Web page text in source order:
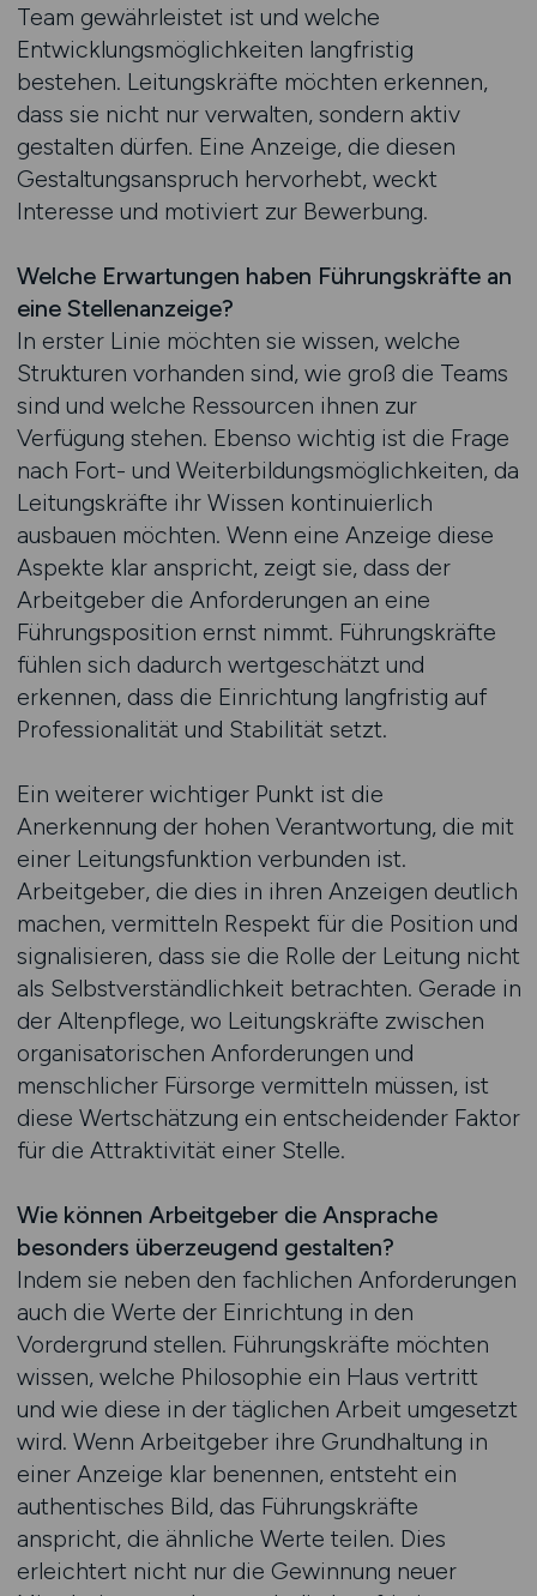
Team gewährleistet ist und welche
Entwicklungsmöglichkeiten langfristig
bestehen. Leitungskräfte möchten erkennen,
dass sie nicht nur verwalten, sondern aktiv
gestalten dürfen. Eine Anzeige, die diesen
Gestaltungsanspruch hervorhebt, weckt
Interesse und motiviert zur Bewerbung.
Welche Erwartungen haben Führungskräfte an
eine Stellenanzeige?
In erster Linie möchten sie wissen, welche
Strukturen vorhanden sind, wie groß die Teams
sind und welche Ressourcen ihnen zur
Verfügung stehen. Ebenso wichtig ist die Frage
nach Fort- und Weiterbildungsmöglichkeiten, da
Leitungskräfte ihr Wissen kontinuierlich
ausbauen möchten. Wenn eine Anzeige diese
Aspekte klar anspricht, zeigt sie, dass der
Arbeitgeber die Anforderungen an eine
Führungsposition ernst nimmt. Führungskräfte
fühlen sich dadurch wertgeschätzt und
erkennen, dass die Einrichtung langfristig auf
Professionalität und Stabilität setzt.
Ein weiterer wichtiger Punkt ist die
Anerkennung der hohen Verantwortung, die mit
einer Leitungsfunktion verbunden ist.
Arbeitgeber, die dies in ihren Anzeigen deutlich
machen, vermitteln Respekt für die Position und
signalisieren, dass sie die Rolle der Leitung nicht
als Selbstverständlichkeit betrachten. Gerade in
der Altenpflege, wo Leitungskräfte zwischen
organisatorischen Anforderungen und
menschlicher Fürsorge vermitteln müssen, ist
diese Wertschätzung ein entscheidender Faktor
für die Attraktivität einer Stelle.
Wie können Arbeitgeber die Ansprache
besonders überzeugend gestalten?
Indem sie neben den fachlichen Anforderungen
auch die Werte der Einrichtung in den
Vordergrund stellen. Führungskräfte möchten
wissen, welche Philosophie ein Haus vertritt
und wie diese in der täglichen Arbeit umgesetzt
wird. Wenn Arbeitgeber ihre Grundhaltung in
einer Anzeige klar benennen, entsteht ein
authentisches Bild, das Führungskräfte
anspricht, die ähnliche Werte teilen. Dies
erleichtert nicht nur die Gewinnung neuer